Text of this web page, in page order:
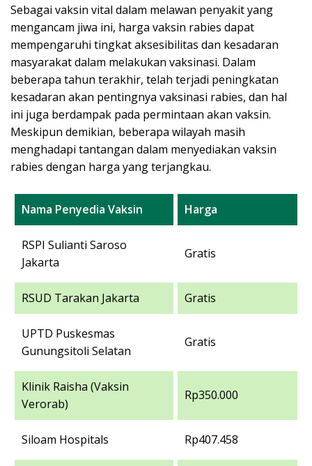
Sebagai vaksin vital dalam melawan penyakit yang
mengancam jiwa ini, harga vaksin rabies dapat
mempengaruhi tingkat aksesibilitas dan kesadaran
masyarakat dalam melakukan vaksinasi. Dalam
beberapa tahun terakhir, telah terjadi peningkatan
kesadaran akan pentingnya vaksinasi rabies, dan hal
ini juga berdampak pada permintaan akan vaksin.
Meskipun demikian, beberapa wilayah masih
menghadapi tantangan dalam menyediakan vaksin
rabies dengan harga yang terjangkau.
Nama Penyedia Vaksin Harga
RSPI Sulianti Saroso
Jakarta
Gratis
RSUD Tarakan Jakarta Gratis
UPTD Puskesmas
Gunungsitoli Selatan
Gratis
Klinik Raisha (Vaksin
Verorab)
Rp350.000
Siloam Hospitals Rp407.458